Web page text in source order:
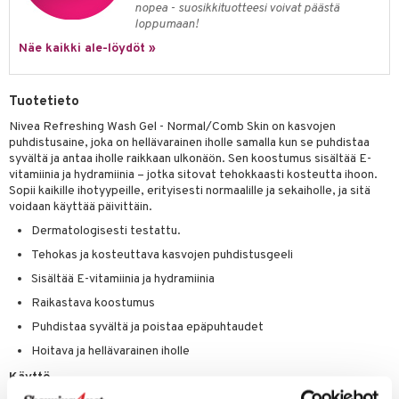
nopea - suosikkituotteesi voivat päästä
loppumaan!
Näe kaikki ale-löydöt »
Tuotetieto
Nivea Refreshing Wash Gel - Normal/Comb Skin on kasvojen
puhdistusaine, joka on hellävarainen iholle samalla kun se puhdistaa
syvältä ja antaa iholle raikkaan ulkonäön. Sen koostumus sisältää E-
vitamiinia ja hydramiinia – jotka sitovat tehokkaasti kosteutta ihoon.
Sopii kaikille ihotyypeille, erityisesti normaalille ja sekaiholle, ja sitä
voidaan käyttää päivittäin.
Dermatologisesti testattu.
Tehokas ja kosteuttava kasvojen puhdistusgeeli
Sisältää E-vitamiinia ja hydramiinia
Raikastava koostumus
Puhdistaa syvältä ja poistaa epäpuhtaudet
Hoitava ja hellävarainen iholle
Käyttö
& saippuat
& saippuat
ja naamiot
Huulten Hoito
Elixir
Happy
Happy For Men
Miehille
& Soujaus
& Ihonpuhdistus
& vastauksia